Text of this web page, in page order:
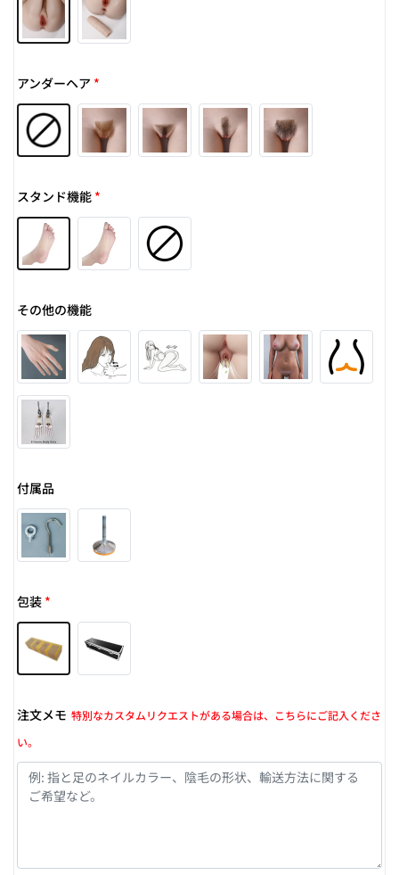
アンダーヘア *
スタンド機能 *
その他の機能
付属品
包装 *
注文メモ 特別なカスタムリクエストがある場合は、こちらにご記入くださ
い。